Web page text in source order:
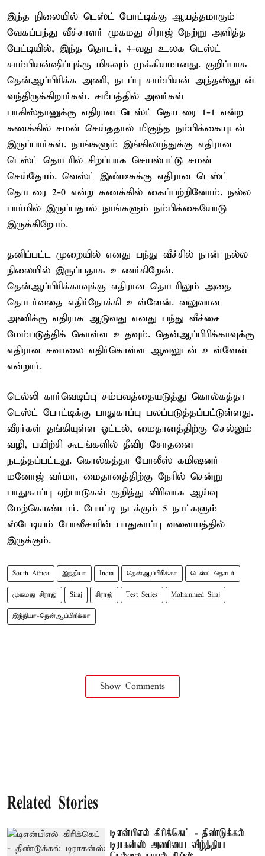
இந்த நிலையில் டெஸ்ட் போட்டிக்கு ஆயத்தமாகும்
வேகப்பந்து வீச்சாளர் முகமது சிராஜ் நேற்று அளித்த
பேட்டியில், இந்த தொடர், 4-வது உலக டெஸ்ட்
சாம்பியன்ஷிப்புக்கு மிகவும் முக்கியமானது. குறிப்பாக
தென்ஆப்பிரிக்க அணி, நடப்பு சாம்பியன் அந்தஸ்துடன்
வந்திருக்கிறார்கள். சமீபத்தில் அவர்கள்
பாகிஸ்தானுக்கு எதிரான டெஸ்ட் தொடரை 1-1 என்ற
கணக்கில் சமன் செய்ததால் மிகுந்த நம்பிக்கையுடன்
இருப்பார்கள். நாங்களும் இங்கிலாந்துக்கு எதிரான
டெஸ்ட் தொடரில் சிறப்பாக செயல்பட்டு சமன்
செய்தோம். வெஸ்ட் இண்டீசுக்கு எதிரான டெஸ்ட்
தொடரை 2-0 என்ற கணக்கில் கைப்பற்றினோம். நல்ல
பார்மில் இருப்பதால் நாங்களும் நம்பிக்கையோடு
இருக்கிறோம்.
தனிப்பட்ட முறையில் எனது பந்து வீச்சில் நான் நல்ல
நிலையில் இருப்பதாக உணர்கிறேன்.
தென்ஆப்பிரிக்காவுக்கு எதிரான தொடரிலும் அதை
தொடர்வதை எதிர்நோக்கி உள்ளேன். வலுவான
அணிக்கு எதிராக ஆடுவது எனது பந்து வீச்சை
மேம்படுத்திக் கொள்ள உதவும். தென்ஆப்பிரிக்காவுக்கு
எதிரான சவாலை எதிர்கொள்ள ஆவலுடன் உள்ளேன்
என்றார்.
டெல்லி கார்வெடிப்பு சம்பவத்தையடுத்து கொல்கத்தா
டெஸ்ட் போட்டிக்கு பாதுகாப்பு பலப்படுத்தப்பட்டுள்ளது.
வீரர்கள் தங்கியுள்ள ஓட்டல், மைதானத்திற்கு செல்லும்
வழி, பயிற்சி கூடங்களில் தீவிர சோதனை
நடத்தப்பட்டது. கொல்கத்தா போலீஸ் கமிஷனர்
மனோஜ் வர்மா, மைதானத்திற்கு நேரில் சென்று
பாதுகாப்பு ஏற்பாடுகள் குறித்து விரிவாக ஆய்வு
மேற்கொண்டார். போட்டி நடக்கும் 5 நாட்களும்
ஸ்டேடியம் போலீசாரின் பாதுகாப்பு வளையத்தில்
இருக்கும்.
South Africa இந்தியா India தென்ஆப்பிரிக்கா டெஸ்ட் தொடர்
முகமது சிராஜ் Siraj சிராஜ் Test Series Mohammed Siraj
இந்தியா-தென்ஆப்பிரிக்கா
Show Comments
Related Stories
டிஎன்பிஎல் கிரிக்கெட் - திண்டுக்கல்
டிராகன்ஸ் அணியை வீழ்த்திய